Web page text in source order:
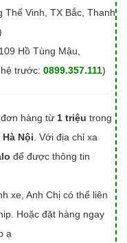
Thế Vinh, TX Bắc, Thanh
Hồ Tùng Mậu,
trước: 0899.357.111)
hàng từ 1 triệu trong
Hà Nội. Với địa chỉ xa
để được thông tin
xe, Anh Chị có thể liên
Hoặc đặt hàng ngay
ạ